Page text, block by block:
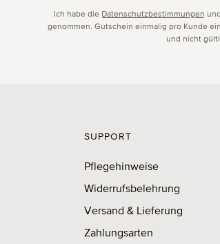
Ich habe die Datenschutzbestimmungen und
genommen. Gutschein einmalig pro Kunde
und nicht
SUPPORT
Pflegehinweise
Widerrufsbelehrung
Versand & Lieferung
Zahlungsarten